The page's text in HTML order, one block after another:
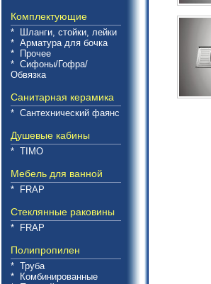
Комплектующие
* Шланги, стойки, лейки
* Арматура для бочка
* Прочее
* Сифоны/Гофра/
Обвязка
Санитарная керамика
* Сантехнический фаянс
Душевые кабины
* TIMO
Мебель для ванной
* FRAP
Стеклянные раковины
* FRAP
Полипропилен
* Труба
* Комбинированные